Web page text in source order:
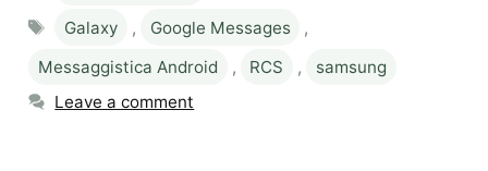
Tags
Galaxy , Google Messages
,
Messaggistica Android
, RCS ,
samsung
Leave a comment